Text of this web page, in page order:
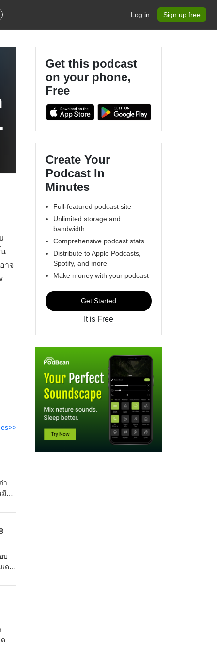
Log in Sign up free
าจ
า
จุด
ซื้อ
บ
ดล
รั้ง
ม
ล้ำ
Get this podcast
on your phone,
Free
Create Your
Podcast In
Minutes
Full-featured podcast site
Unlimited storage and
bandwidth
Comprehensive podcast stats
Distribute to Apple Podcasts,
Spotify, and more
Make money with your podcast
Get Started
It is Free